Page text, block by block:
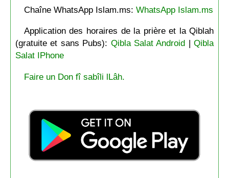
Chaîne WhatsApp Islam.ms: WhatsApp Islam.ms
Application des horaires de la prière et la Qiblah
(gratuite et sans Pubs): Qibla Salat Android |Qibla
Salat IPhone
Faire un Don fî sabîli lLâh.